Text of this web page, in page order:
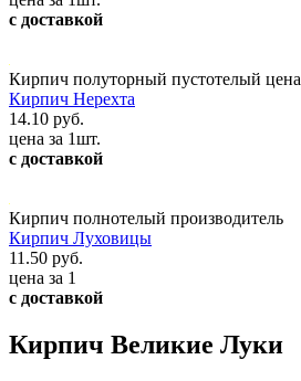
с доставкой
Кирпич полуторный пустотелый цена
Кирпич Нерехта
14.10 руб.
цена за 1шт.
с доставкой
Кирпич полнотелый производитель
Кирпич Луховицы
11.50 руб.
цена за 1
с доставкой
Кирпич Великие Луки